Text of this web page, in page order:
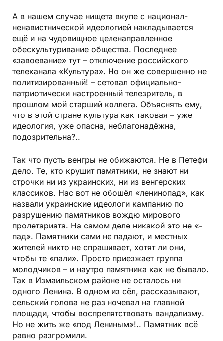
А в нашем случае нищета вкупе с национал-
ненавистнической идеологией накладывается
ещё и на чудовищное целенаправленное
обескультуривание общества. Последнее
«завоевание» тут – отключение российского
телеканала «Культура». Но он же совершенно не
политизированный! – сетовал официально-
патриотически настроенный телезритель, в
прошлом мой старший коллега. Объяснять ему,
что в этой стране культура как таковая – уже
идеология, уже опасна, неблагонадёжна,
подозрительна?..
Так что пусть венгры не обижаются. Не в Петефи
дело. Те, кто крушит памятники, не знают ни
строчки ни из украинских, ни из венгерских
классиков. Нас вот не обошёл «ленинопад», как
назвали украинские идеологи кампанию по
разрушению памятников вождю мирового
пролетариата. На самом деле никакой это не «-
пад». Памятники сами не падают, и местных
жителей никто не спрашивает, хотят ли они,
чтобы те «пали». Просто приезжает группа
молодчиков – и наутро памятника как не бывало.
Так в Измаильском районе не осталось ни
одного Ленина. В одном из сёл, рассказывают,
сельский голова не раз ночевал на главной
площади, чтобы воспрепятствовать вандализму.
Но не жить же «под Лениным»!.. Памятник всё
равно разгромили.